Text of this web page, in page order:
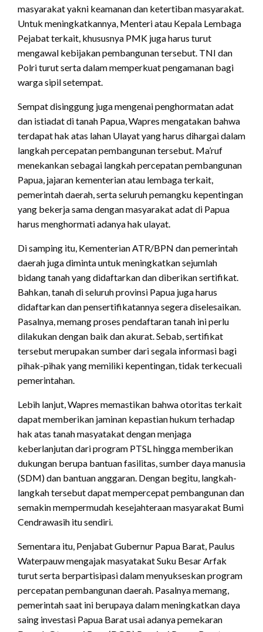
masyarakat yakni keamanan dan ketertiban masyarakat.
Untuk meningkatkannya, Menteri atau Kepala Lembaga
Pejabat terkait, khususnya PMK juga harus turut
mengawal kebijakan pembangunan tersebut. TNI dan
Polri turut serta dalam memperkuat pengamanan bagi
warga sipil setempat.
Sempat disinggung juga mengenai penghormatan adat
dan istiadat di tanah Papua, Wapres mengatakan bahwa
terdapat hak atas lahan Ulayat yang harus dihargai dalam
langkah percepatan pembangunan tersebut. Ma’ruf
menekankan sebagai langkah percepatan pembangunan
Papua, jajaran kementerian atau lembaga terkait,
pemerintah daerah, serta seluruh pemangku kepentingan
yang bekerja sama dengan masyarakat adat di Papua
harus menghormati adanya hak ulayat.
Di samping itu, Kementerian ATR/BPN dan pemerintah
daerah juga diminta untuk meningkatkan sejumlah
bidang tanah yang didaftarkan dan diberikan sertifikat.
Bahkan, tanah di seluruh provinsi Papua juga harus
didaftarkan dan pensertifikatannya segera diselesaikan.
Pasalnya, memang proses pendaftaran tanah ini perlu
dilakukan dengan baik dan akurat. Sebab, sertifikat
tersebut merupakan sumber dari segala informasi bagi
pihak-pihak yang memiliki kepentingan, tidak terkecuali
pemerintahan.
Lebih lanjut, Wapres memastikan bahwa otoritas terkait
dapat memberikan jaminan kepastian hukum terhadap
hak atas tanah masyatakat dengan menjaga
keberlanjutan dari program PTSL hingga memberikan
dukungan berupa bantuan fasilitas, sumber daya manusia
(SDM) dan bantuan anggaran. Dengan begitu, langkah-
langkah tersebut dapat mempercepat pembangunan dan
semakin mempermudah kesejahteraan masyarakat Bumi
Cendrawasih itu sendiri.
Sementara itu, Penjabat Gubernur Papua Barat, Paulus
Waterpauw mengajak masyatakat Suku Besar Arfak
turut serta berpartisipasi dalam menyukseskan program
percepatan pembangunan daerah. Pasalnya memang,
pemerintah saat ini berupaya dalam meningkatkan daya
saing investasi Papua Barat usai adanya pemekaran